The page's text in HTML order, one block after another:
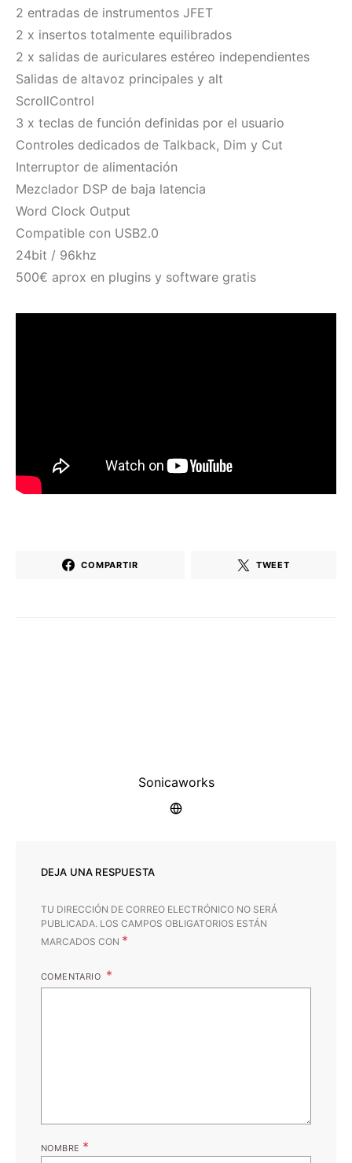
2 entradas de instrumentos JFET
2 x insertos totalmente equilibrados
2 x salidas de auriculares estéreo independientes
Salidas de altavoz principales y alt
ScrollControl
3 x teclas de función definidas por el usuario
Controles dedicados de Talkback, Dim y Cut
Interruptor de alimentación
Mezclador DSP de baja latencia
Word Clock Output
Compatible con USB2.0
24bit / 96khz
500€ aprox en plugins y software gratis
COMPARTIR TWEET
Sonicaworks
DEJA UNA RESPUESTA
TU DIRECCIÓN DE CORREO ELECTRÓNICO NO SERÁ
PUBLICADA. LOS CAMPOS OBLIGATORIOS ESTÁN
MARCADOS CON *
COMENTARIO
NOMBRE *